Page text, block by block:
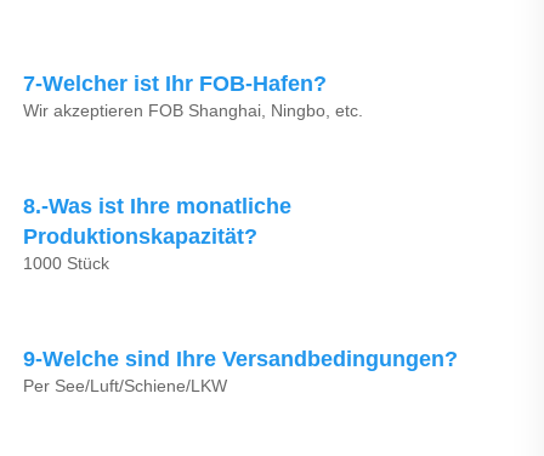
7-Welcher ist Ihr FOB-Hafen?
Wir akzeptieren FOB Shanghai, Ningbo, etc.
8.-Was ist Ihre monatliche
Produktionskapazität?
1000 Stück
9-Welche sind Ihre Versandbedingungen?
Per See/Luft/Schiene/LKW